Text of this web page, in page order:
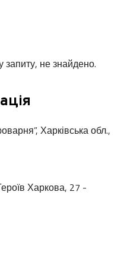
запиту, не знайдено.
Харківська обл.,
Харкова, 27 -